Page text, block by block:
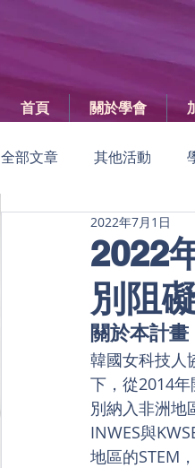
首頁 關於學會
全部文章 其他活動
女科技人電子報
年度女科技人大會
2022
別阻
2022年7月1日
關於本計畫
韓國女科技人
下，從2014
別納入非洲地
INWES與
地區的STEM